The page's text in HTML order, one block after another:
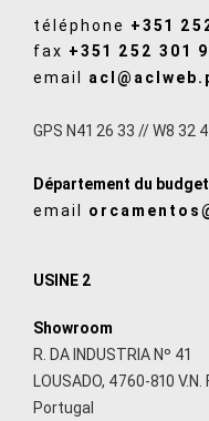
téléphone +351
fax +351 252 301
email
GPS N41 26 33 // W8 32
Département du budget
email
USINE 2
Showroom
R. DA INDUSTRIA Nº 41
LOUSADO, 4760-810
Portugal